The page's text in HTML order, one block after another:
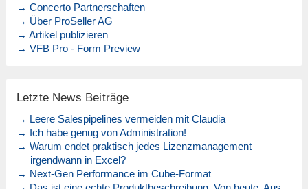
→ Concerto Partnerschaften
→ Über ProSeller AG
→ Artikel publizieren
→ VFB Pro - Form Preview
Letzte News Beiträge
→ Leere Salespipelines vermeiden mit Claudia
→ Ich habe genug von Administration!
→ Warum endet praktisch jedes Lizenzmanagement
irgendwann in Excel?
→ Next-Gen Performance im Cube-Format